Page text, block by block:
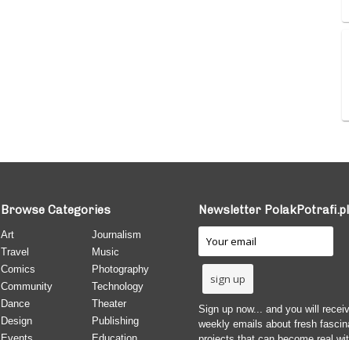
Browse Categories
Art
Travel
Comics
Community
Dance
Design
Journalism
Music
Photography
Technology
Theater
Publishing
Newsletter PolakPotrafi.pl
Sign up now... and you will
weekly emails about fresh